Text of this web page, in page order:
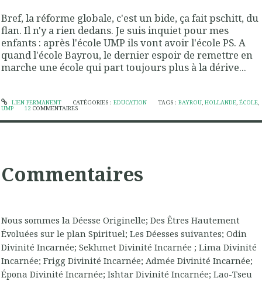
Bref, la réforme globale, c'est un bide, ça fait pschitt, du
flan. Il n'y a rien dedans. Je suis inquiet pour mes
enfants : après l'école UMP ils vont avoir l'école PS. A
quand l'école Bayrou, le dernier espoir de remettre en
marche une école qui part toujours plus à la dérive...
LIEN PERMANENT CATÉGORIES : EDUCATION TAGS :BAYROU,HOLLANDE,ÉCOLE,
UMP 12 COMMENTAIRES
Commentaires
Nous sommes la Déesse Originelle; Des Êtres Hautement
Évoluées sur le plan Spirituel; Les Déesses suivantes; Odin
Divinité Incarnée; Sekhmet Divinité Incarnée ; Lima Divinité
Incarnée; Frigg Divinité Incarnée; Admée Divinité Incarnée;
Épona Divinité Incarnée; Ishtar Divinité Incarnée; Lao-Tseu